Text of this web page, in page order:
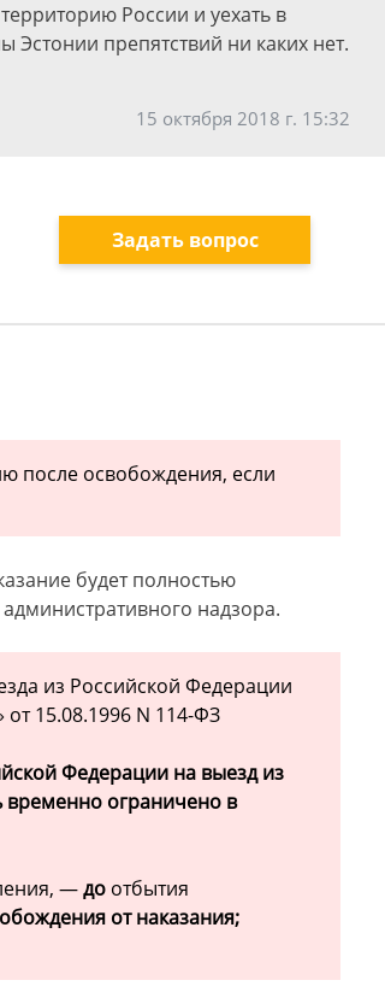
России и уехать в
Эстонии препятствий ни каких нет.
15 октября 2018 г. 15:32
Задать вопрос
после освобождения, если
будет полностью
надзора.
из Российской Федерации
15.08.1996 N 114-ФЗ
Федерации на выезд из
ограничено в
—до отбытия
от наказания;